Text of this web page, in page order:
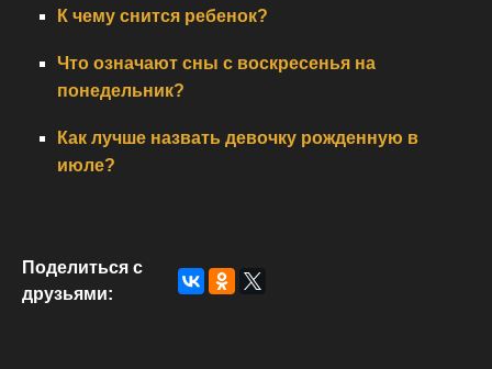
К чему снится ребенок?
Что означают сны с воскресенья на
понедельник?
Как лучше назвать девочку рожденную в
июле?
Поделиться с
друзьями: